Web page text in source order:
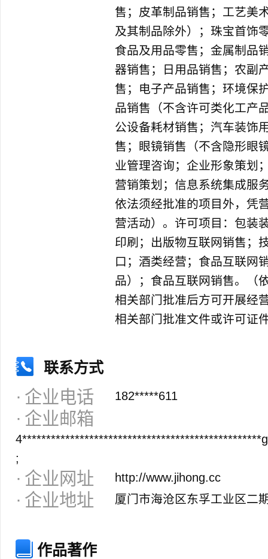
售；皮革制品销售；工艺美
及其制品除外）；珠宝首饰
食品及用品零售；金属制品
器销售；日用品销售；农副
售；电子产品销售；环境保
品销售（不含许可类化工产
公设备耗材销售；汽车装饰
售；眼镜销售（不含隐形眼
业管理咨询；企业形象策划
营销策划；信息系统集成服
依法须经批准的项目外，凭
营活动）。许可项目：包装
印刷；出版物互联网销售；
口；酒类经营；食品互联网
品）；食品互联网销售。（
相关部门批准后方可开展经
相关部门批准文件或许可证
联系方式
企业电话 182*****611
企业邮箱
;
企业网址 http://www.jihong.cc
企业地址 厦门市海沧区东孚工业区二
作品著作